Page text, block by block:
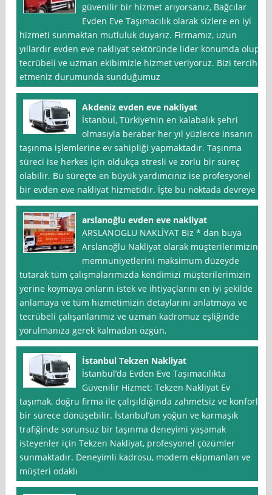
güvenilir bir hizmet arıyorsanız, Bağcılar
Evden Eve Taşımacılık olarak sizlere en iyi
hizmeti sunmaktan mutluluk duyarız. Firmamız, uzun
yıllardır evden eve nakliyat sektöründe lider konumda olup,
tecrübeli ve uzman ekibimizle hizmet veriyoruz. Bizi tercih
etmeniz durumunda sunduğumuz
Akdeniz evden eve nakliyat
İstanbul, Türkiye’nin en kalabalık şehri
olmasıyla beraber her yıl yüzlerce insanın
taşınma işlemlerine ev sahipliği yapmaktadır. Taşınma
süreci ise herkes için oldukça stresli ve zorlu bir süreç
olabilir. Bu süreçte en büyük yardımcınız ise profesyonel
bir evden eve nakliyat hizmetidir. İşte bu noktada devreye
arslanoğlu evden eve nakliyat
ARSLANOGLU NAKLİYAT Biz * dan buya
Arslanoğlu Nakliyat olarak müşterilerimizin
memnuniyetlerini maksimum düzeyde
tutarak tüm çalışmalarımızda kendimizi müşterilerimizin
yerine koymaya onların istek ve ihtiyaçlarını en iyi şekilde
anlamaya ve tüm hizmetimizin detaylarını anlatmaya ve
tecrübeli çalışanlarımız ve uzman kadromuz eşliğinde
yorulmanıza gerek kalmadan özgün,
İstanbul Tekzen Nakliyat
İstanbul’da Evden Eve Taşımacılıkta
Güvenilir Hizmet: Tekzen Nakliyat Ev
taşımak, doğru firma ile çalışıldığında zahmetsiz ve konforlu
bir sürece dönüşebilir. İstanbul’un yoğun ve karmaşık
trafiğinde sorunsuz bir taşınma deneyimi yaşamak
isteyenler için Tekzen Nakliyat, profesyonel çözümler
sunmaktadır. Deneyimli kadrosu, modern ekipmanları ve
müşteri odaklı